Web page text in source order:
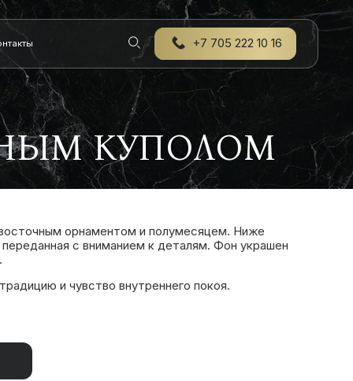
+7 705 222 10 16
КУПОЛОМ
орнаментом и полумесяцем. Ниже
с вниманием к деталям. Фон украшен
и чувство внутреннего покоя.